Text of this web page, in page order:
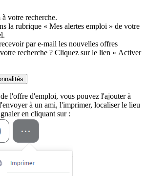
votre recherche.
la rubrique « Mes alertes emploi » de votre
par e-mail les nouvelles offres
recherche ? Cliquez sur le lien « Activer
l'offre d'emploi, vous pouvez l'ajouter à
à un ami, l'imprimer, localiser le lieu
en cliquant sur :